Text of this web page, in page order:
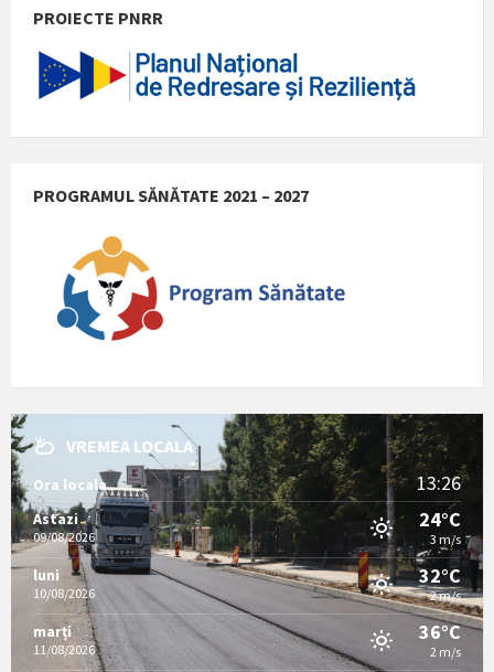
PROIECTE PNRR
PROGRAMUL SĂNĂTATE 2021 – 2027
VREMEA LOCALA
Ora locala 13:26
Astazi
09/08/2026
24°C
3 m/s
luni
10/08/2026
32°C
2 m/s
marți
11/08/2026
36°C
2 m/s